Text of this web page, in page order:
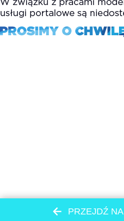
PRZEJDŹ NA